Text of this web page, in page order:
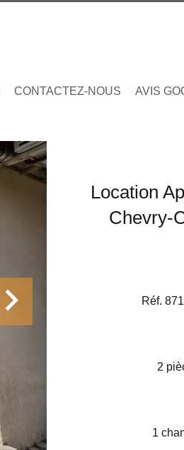
CONTACTEZ-NOUS AVIS
Location
Chevry-
Réf.
2
1